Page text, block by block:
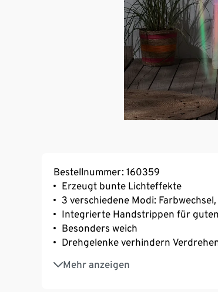
Bestellnummer: 160359
Erzeugt bunte Lichteffekte
3 verschiedene Modi:
Integrierte Handstrippen für
Besonders weich
Drehgelenke verhindern
Mehr anzeigen
Mit Aufbewahrungsbeutel